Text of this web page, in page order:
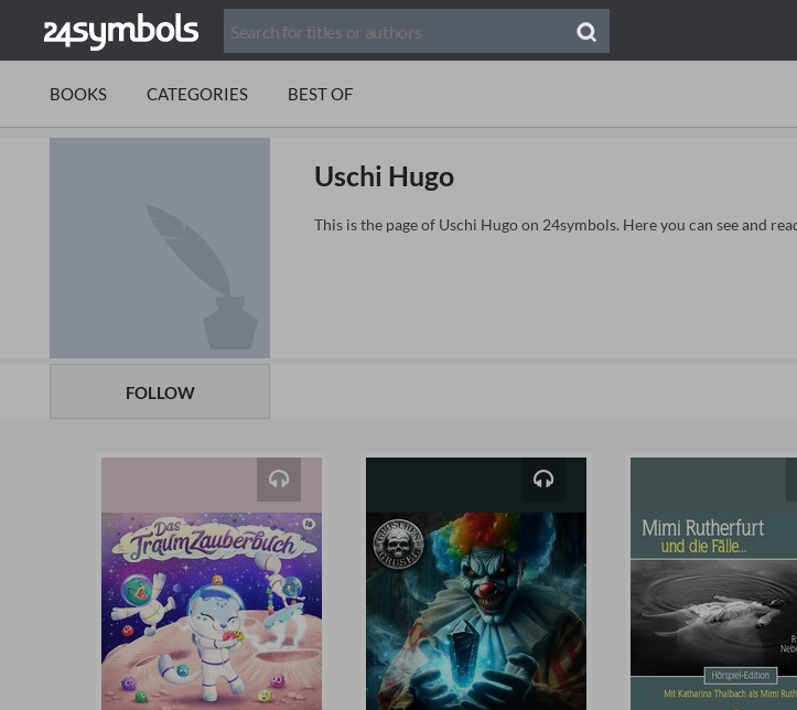
BOOKS CATEGORIES BEST OF
FOLLOW
Uschi Hugo
This is the page of Uschi Hugo on 24symbols. Here you can see and